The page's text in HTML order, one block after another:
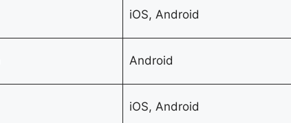
iOS, Android
Android
iOS, Android